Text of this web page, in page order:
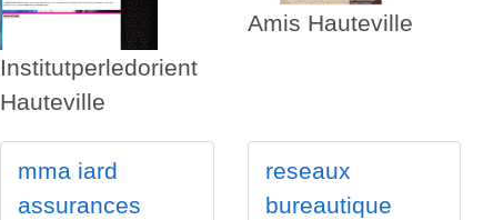
Institutperledorient
Hauteville
Amis Hauteville
mma iard
assurances
reseaux
bureautique